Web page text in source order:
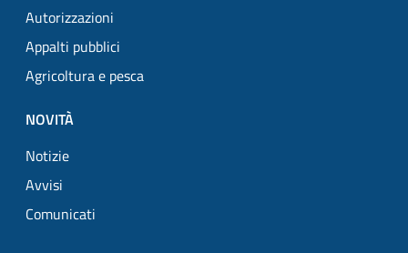
Autorizzazioni
Appalti pubblici
Agricoltura e pesca
NOVITÀ
Notizie
Avvisi
Comunicati